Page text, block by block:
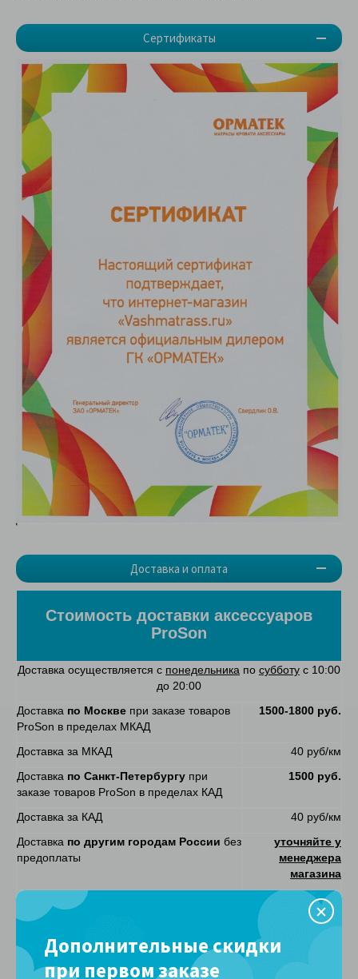
Сертификаты
Доставка и оплата
Стоимость доставки аксессуаров
ProSon
Доставка осуществляется с понедельника по субботу с 10:00
до 20:00
Доставка по Москве при заказе товаров
ProSon в пределах МКАД
1500-1800 руб.
Доставка за МКАД
40 руб/км
Доставка по Санкт-Петербургу при
заказе товаров ProSon в пределах КАД
1500 руб.
Доставка за КАД
40 руб/км
Доставка по другим городам России без
предоплаты
уточняйте у
менеджера
магазина
Доставка к назначенному времени по
Москве (опоздание максимум на 1 час)
+1800 руб. к
стоимости
доставки
Сроки доставки
Дополнительные скидки
при первом заказе